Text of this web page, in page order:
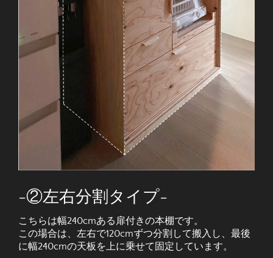
-②左右分割タイプ-
こちらは幅240cmある扉付きの本棚です。
この場合は、左右で120cmずつ分割して搬入し、最後
に幅240cmの天板を上に乗せて固定しています。